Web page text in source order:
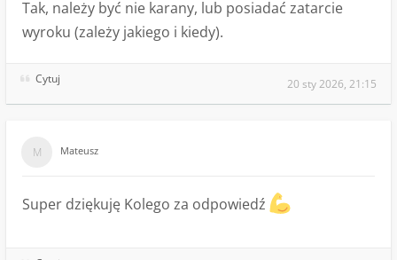
Tak, należy być nie karany, lub posiadać zatarcie
wyroku (zależy jakiego i kiedy).
Cytuj 20 sty 2026, 21:15
Mateusz
Super dziękuję Kolego za odpowiedź